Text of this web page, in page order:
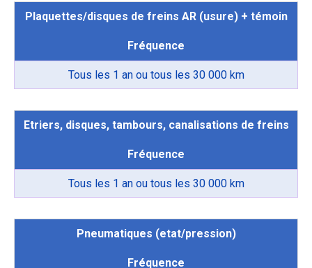
Plaquettes/disques de freins AR (usure) + témoin
Fréquence
Tous les 1 an ou tous les 30 000 km
Etriers, disques, tambours, canalisations de freins
Fréquence
Tous les 1 an ou tous les 30 000 km
Pneumatiques (etat/pression)
Fréquence